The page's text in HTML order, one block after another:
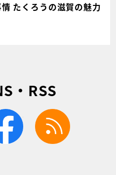
たくろうの滋賀の魅力
・RSS
facebook